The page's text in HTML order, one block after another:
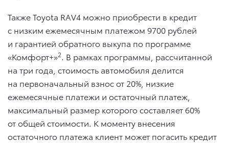
Также Toyota RAV4 можно приобрести в кредит
с низким ежемесячным платежом 9700 рублей
и гарантией обратного выкупа по программе
«Комфорт+»2. В рамках программы, рассчитанной
на три года, стоимость автомобиля делится
на первоначальный взнос от 20%, низкие
ежемесячные платежи и остаточный платеж,
максимальный размер которого составляет 60%
от общей стоимости. К моменту внесения
остаточного платежа клиент может погасить кредит